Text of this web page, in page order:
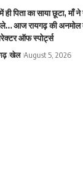
ही पिता का साया छूटा, माँ
आज रायगढ़ की अनमोल
ऑफ स्पोर्ट्स
खेल August 5, 2026